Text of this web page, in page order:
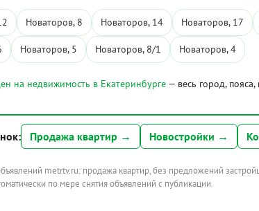
Новаторов, 8 Новаторов, 14 Новаторов, 17
Новаторов, 5 Новаторов, 8/1 Новаторов, 4
на недвижимость в Екатеринбурге — весь город,
Продажа квартир → Новостройки →
metrtv.ru: продажа квартир, без предложений
по мере снятия объявлений с публикации.